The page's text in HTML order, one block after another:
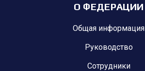
О ФЕДЕРАЦИИ
Общая информация
Руководство
Сотрудники